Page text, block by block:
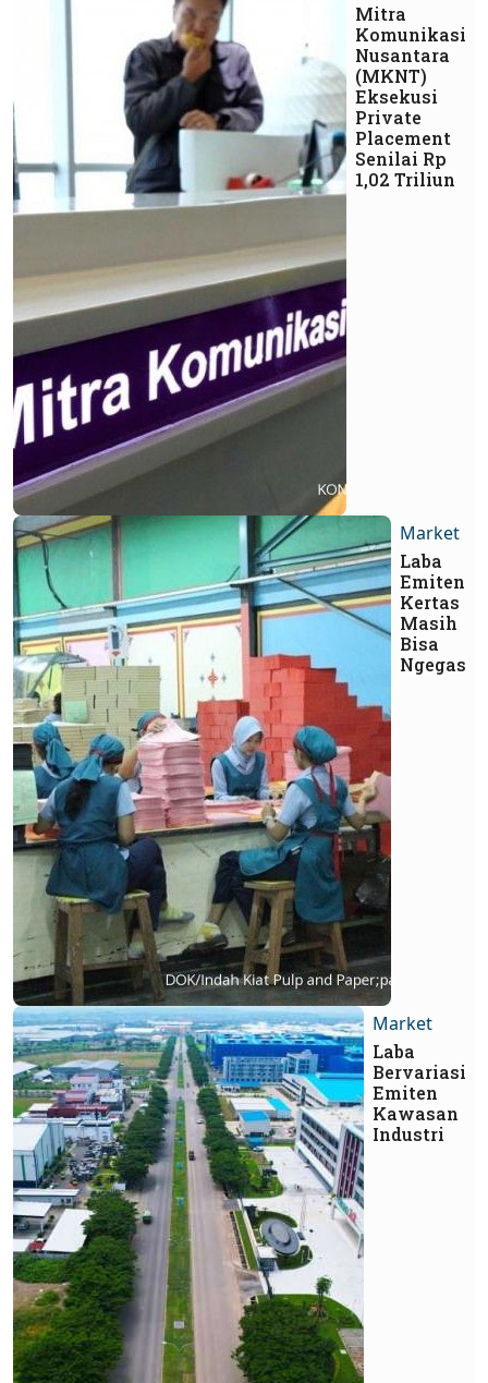
Mitra
Komunikasi
Nusantara
(MKNT)
Eksekusi
Private
Placement
Senilai Rp
1,02 Triliun
Market
Laba
Emiten
Kertas
Masih
Bisa
Ngegas
Market
Laba
Bervariasi
Emiten
Kawasan
Industri